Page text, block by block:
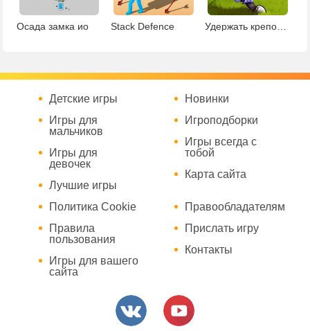
Осада замка ио Stack Defence Удержать крепость
Детские игры
Игры для
мальчиков
Игры для
девочек
Лучшие игры
Новинки
Игроподборки
Игры всегда с
тобой
Карта сайта
Политика Cookie
Правила
пользования
Игры для вашего
сайта
Правообладателям
Прислать игру
Контакты